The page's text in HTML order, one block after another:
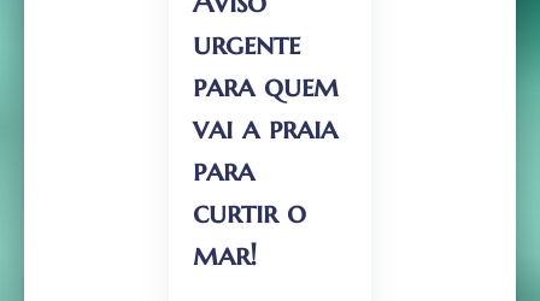
urgente
para quem
vai a praia
para
curtir o
mar!